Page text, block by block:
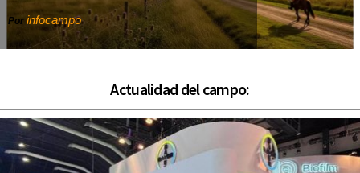
Por infocampo
Actualidad del campo: